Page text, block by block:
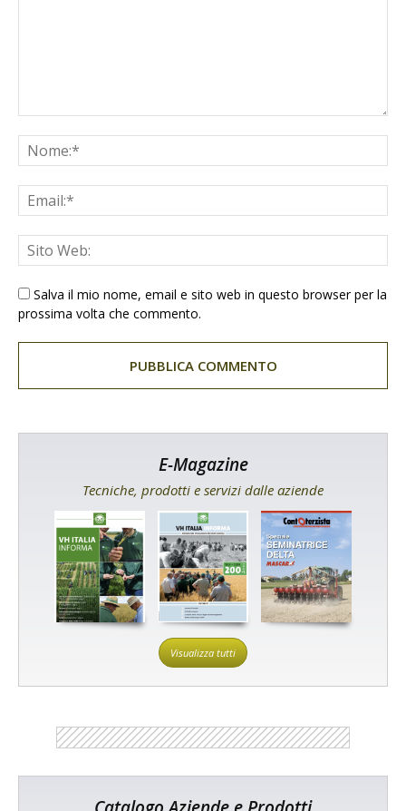
Salva il mio nome, email e sito web in questo browser per la
prossima volta che commento.
E-Magazine
Tecniche, prodotti e servizi dalle aziende
Visualizza tutti